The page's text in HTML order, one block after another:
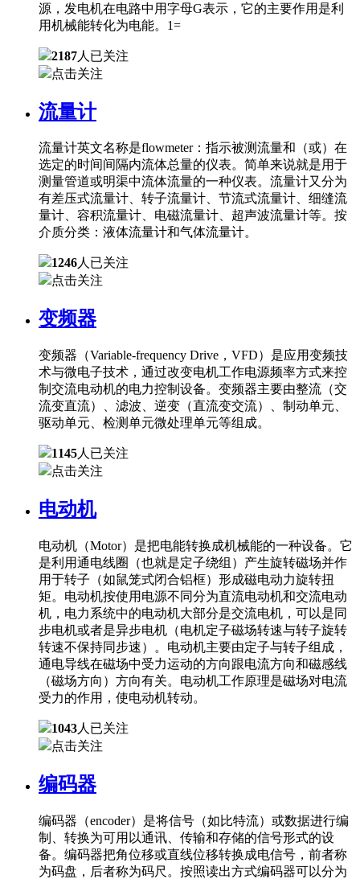
源，发电机在电路中用字母G表示，它的主要作用是利
用机械能转化为电能。1=
2187人已关注
点击关注
流量计
流量计英文名称是flowmeter：指示被测流量和（或）在
选定的时间间隔内流体总量的仪表。简单来说就是用于
测量管道或明渠中流体流量的一种仪表。流量计又分为
有差压式流量计、转子流量计、节流式流量计、细缝流
量计、容积流量计、电磁流量计、超声波流量计等。按
介质分类：液体流量计和气体流量计。
1246人已关注
点击关注
变频器
变频器（Variable-frequency Drive，VFD）是应用变频技
术与微电子技术，通过改变电机工作电源频率方式来控
制交流电动机的电力控制设备。变频器主要由整流（交
流变直流）、滤波、逆变（直流变交流）、制动单元、
驱动单元、检测单元微处理单元等组成。
1145人已关注
点击关注
电动机
电动机（Motor）是把电能转换成机械能的一种设备。它
是利用通电线圈（也就是定子绕组）产生旋转磁场并作
用于转子（如鼠笼式闭合铝框）形成磁电动力旋转扭
矩。电动机按使用电源不同分为直流电动机和交流电动
机，电力系统中的电动机大部分是交流电机，可以是同
步电机或者是异步电机（电机定子磁场转速与转子旋转
转速不保持同步速）。电动机主要由定子与转子组成，
通电导线在磁场中受力运动的方向跟电流方向和磁感线
（磁场方向）方向有关。电动机工作原理是磁场对电流
受力的作用，使电动机转动。
1043人已关注
点击关注
编码器
编码器（encoder）是将信号（如比特流）或数据进行编
制、转换为可用以通讯、传输和存储的信号形式的设
备。编码器把角位移或直线位移转换成电信号，前者称
为码盘，后者称为码尺。按照读出方式编码器可以分为